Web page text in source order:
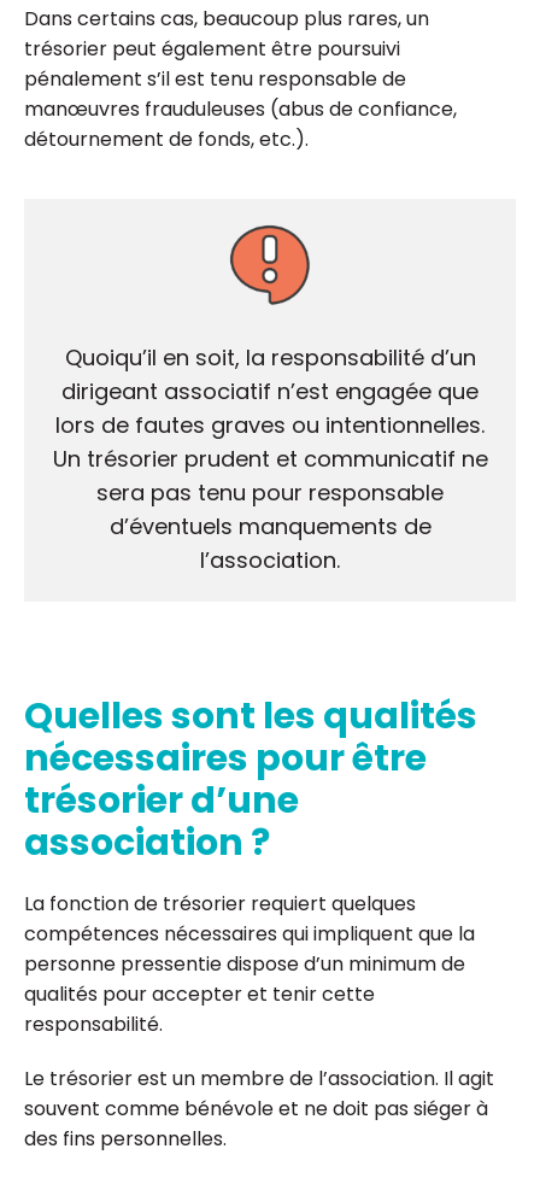
Dans certains cas, beaucoup plus rares, un
trésorier peut également être poursuivi
pénalement s’il est tenu responsable de
manœuvres frauduleuses (abus de confiance,
détournement de fonds, etc.).
Quoiqu’il en soit, la responsabilité d’un
dirigeant associatif n’est engagée que
lors de fautes graves ou intentionnelles.
Un trésorier prudent et communicatif ne
sera pas tenu pour responsable
d’éventuels manquements de
l’association.
Quelles sont les qualités
nécessaires pour être
trésorier d’une
association ?
La fonction de trésorier requiert quelques
compétences nécessaires qui impliquent que la
personne pressentie dispose d’un minimum de
qualités pour accepter et tenir cette
responsabilité.
Le trésorier est un membre de l’association. Il agit
souvent comme bénévole et ne doit pas siéger à
des fins personnelles.